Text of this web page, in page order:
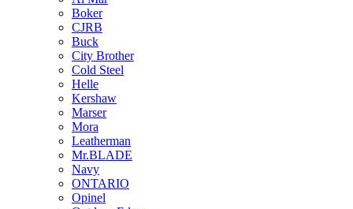
Boker
CJRB
Buck
City Brother
Cold Steel
Helle
Kershaw
Marser
Mora
Leatherman
Mr.BLADE
Navy
ONTARIO
Opinel